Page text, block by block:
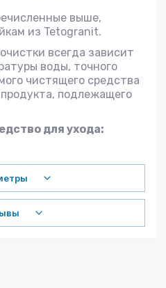
выше,
из Tetogranit.
всегда зависит
воды, точного
чистящего средства
подлежащего
для ухода: